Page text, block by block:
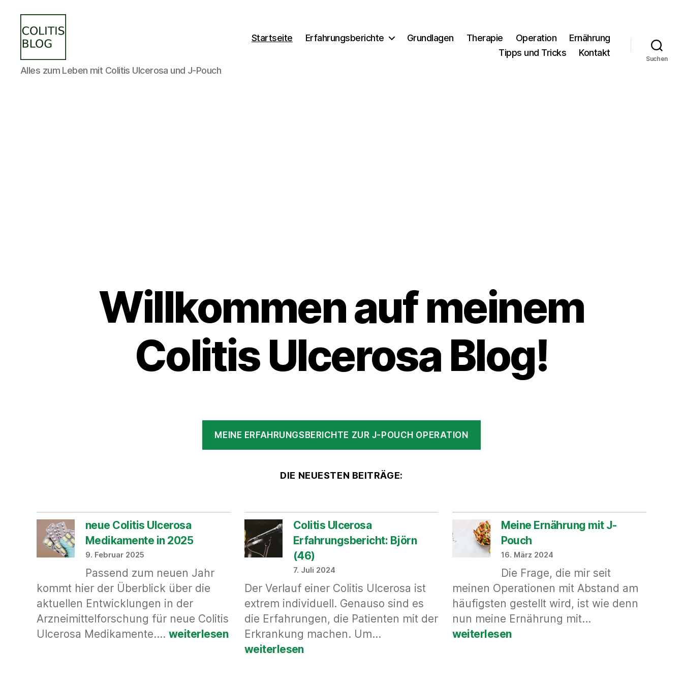
colitisblog.de
Alles zum Leben mit Colitis Ulcerosa und J-Pouch
Startseite Erfahrungsberichte Grundlagen Therapie Operation
Ernährung
Tipps und Tricks
Kontakt
Suchen
Willkommen auf meinem
Colitis Ulcerosa Blog!
MEINE ERFAHRUNGSBERICHTE ZUR J-POUCH OPERATION
DIE NEUESTEN BEITRÄGE:
neue Colitis Ulcerosa
Medikamente in 2025
9. Februar 2025
Passend zum neuen Jahr
kommt hier der Überblick über die
aktuellen Entwicklungen in der
Arzneimittelforschung für neue Colitis
Ulcerosa Medikamente.… neue
weiterlesen
Colitis Ulcerosa
Erfahrungsbericht: Björn
(46)
7. Juli 2024
Der Verlauf einer Colitis Ulcerosa ist
extrem individuell. Genauso sind es
die Erfahrungen, die Patienten mit der
Erkrankung machen. Um…
weiterlesen
Meine Ernährung mit J-
Pouch
16. März 2024
Die Frage, die mir seit
meinen Operationen mit Abstand am
häufigsten gestellt wird, ist wie denn
nun meine Ernährung mit…
weiterlesen